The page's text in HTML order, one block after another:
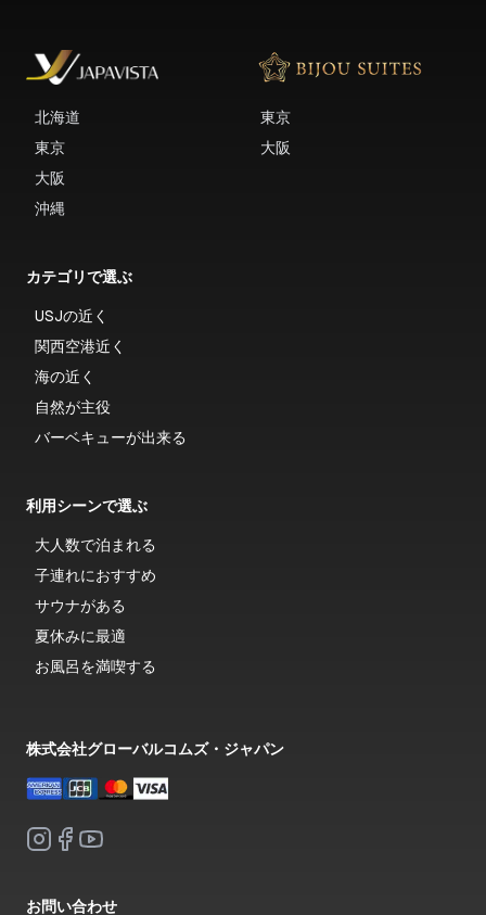
北海道
東京
大阪
沖縄
東京
大阪
カテゴリで選ぶ
USJの近く
関西空港近く
海の近く
自然が主役
バーベキューが出来る
利用シーンで選ぶ
大人数で泊まれる
子連れにおすすめ
サウナがある
夏休みに最適
お風呂を満喫する
株式会社グローバルコムズ・ジャパン
お問い合わせ